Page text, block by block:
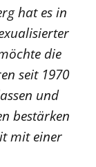
hat es in
die
seit 1970
und
bestärken
mit einer